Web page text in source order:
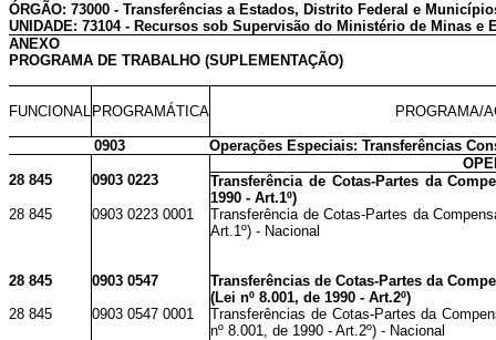
ÓRGÃO: 73000 - Transferências a Estados, Distrito Federal e
UNIDADE: 73104 - Recursos sob Supervisão do Ministério de Minas e
ANEXO
PROGRAMA DE TRABALHO (SUPLEMENTAÇÃO)
FUNCIONAL PROGRAMÁTICA PROGRAMA/
0903
Operações Especiais: Transferências
28 845
0903 0223
Transferência de Cotas-Partes da
1990 - Art.1º)
28 845
0903 0223 0001
Transferência de Cotas-Partes da
Art.1º) - Nacional
28 845 0903 0547
Transferências de Cotas-Partes da
(Lei nº 8.001, de 1990 - Art.2º)
28 845
0903 0547 0001
Transferências de Cotas-Partes da
nº 8.001, de 1990 - Art.2º) - Nacional